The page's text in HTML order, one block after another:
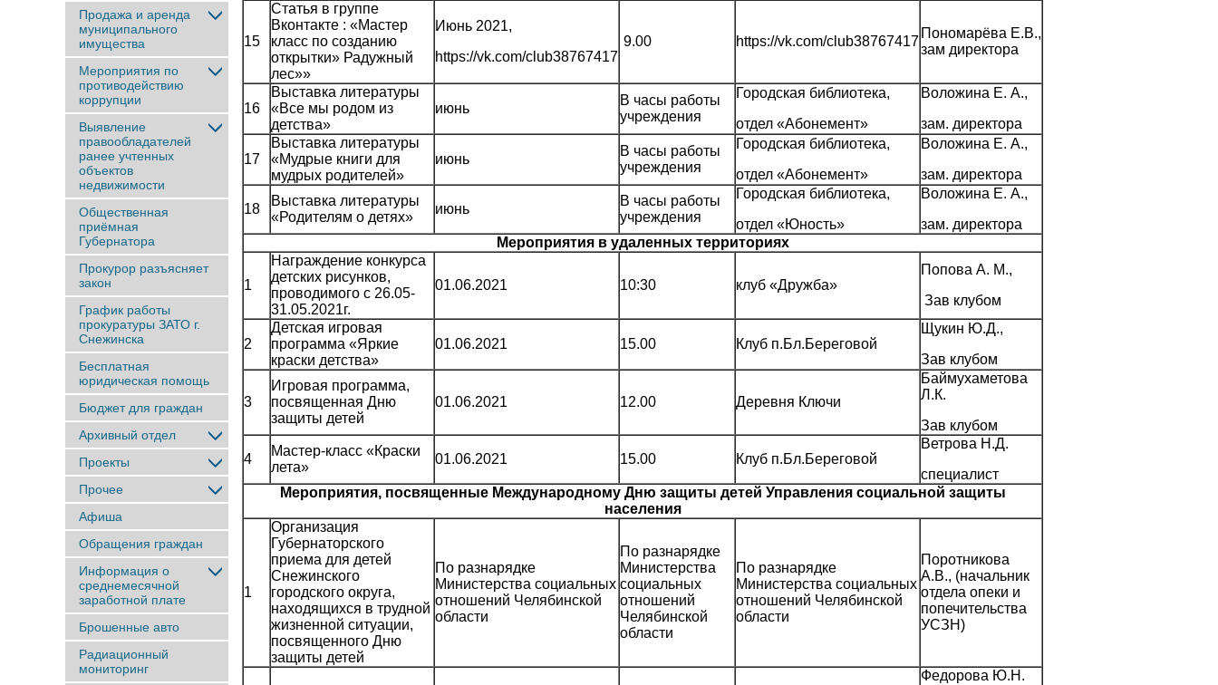
Продажа и аренда
муниципального
имущества
Мероприятия по
противодействию
коррупции
Выявление
правообладателей
ранее учтенныx
объектов
недвижимости
Общественная
приёмная
Губернатора
Прокурор разъясняет
закон
График работы
прокуратуры ЗАТО г.
Снежинска
Бесплатная
юридическая помощь
Бюджет для граждан
Архивный отдел
Проекты
Прочее
Афиша
Обращения граждан
Информация о
среднемесячной
заработной плате
Брошенные авто
Радиационный
мониторинг
15
Статья в группе
Вконтакте : «Мастер
класс по созданию
открытки» Радужный
лес»»
Июнь 2021,
https://vk.com/club38767417
9.00 https://vk.com/club38767417
Пономарёва Е.В.,
зам директора
16
Выставка литературы
«Все мы родом из
детства»
июнь
В часы работы
учреждения
Городская библиотека,
отдел «Абонемент»
Воложина Е. А.,
зам. директора
17
Выставка литературы
«Мудрые книги для
мудрых родителей»
июнь
В часы работы
учреждения
Городская библиотека,
отдел «Абонемент»
Воложина Е. А.,
зам. директора
18
Выставка литературы
«Родителям о детях»
июнь
В часы работы
учреждения
Городская библиотека,
отдел «Юность»
Воложина Е. А.,
зам. директора
Мероприятия в удаленных территориях
1
Награждение конкурса
детских рисунков,
проводимого с 26.05-
31.05.2021г.
01.06.2021 10:30 клуб «Дружба»
Попова А. М.,
Зав клубом
2
Детская игровая
программа «Яркие
краски детства»
01.06.2021 15.00 Клуб п.Бл.Береговой
Щукин Ю.Д.,
Зав клубом
3
Игровая программа,
посвященная Дню
защиты детей
01.06.2021 12.00 Деревня Ключи
Баймухаметова
Л.К.
Зав клубом
4
Мастер-класс «Краски
лета»
01.06.2021 15.00 Клуб п.Бл.Береговой
Ветрова Н.Д.
специалист
Мероприятия, посвященные Международному Дню защиты детей Управления социальной защиты
населения
1
Организация
Губернаторского
приема для детей
Снежинского
городского округа,
находящихся в трудной
жизненной ситуации,
посвященного Дню
защиты детей
По разнарядке
Министерства социальных
отношений Челябинской
области
По разнарядке
Министерства
социальных
отношений
Челябинской
области
По разнарядке
Министерства социальных
отношений Челябинской
области
Поротникова
А.В., (начальник
отдела опеки и
попечительства
УСЗН)
Федорова Ю.Н.